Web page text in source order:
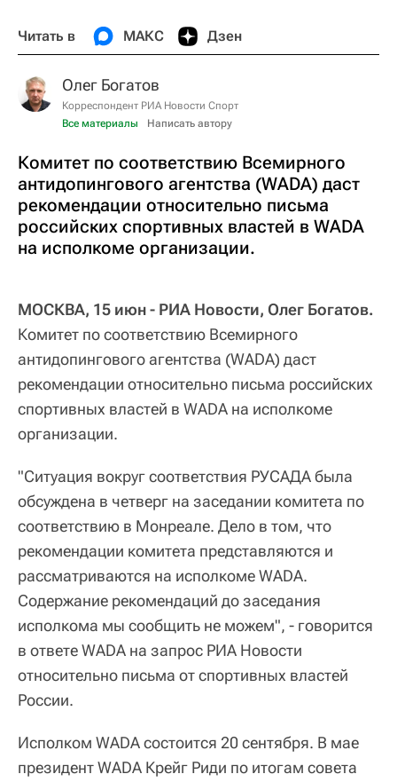
Читать в МАКС Дзен
Олег Богатов
Корреспондент РИА Новости Спорт
Все материалы
Написать автору
Комитет по соответствию Всемирного
антидопингового агентства (WADA) даст
рекомендации относительно письма
российских спортивных властей в WADA
на исполкоме организации.
МОСКВА, 15 июн - РИА Новости, Олег Богатов.
Комитет по соответствию Всемирного
антидопингового агентства (WADA) даст
рекомендации относительно письма российских
спортивных властей в WADA на исполкоме
организации.
"Ситуация вокруг соответствия РУСАДА была
обсуждена в четверг на заседании комитета по
соответствию в Монреале. Дело в том, что
рекомендации комитета представляются и
рассматриваются на исполкоме WADA.
Содержание рекомендаций до заседания
исполкома мы сообщить не можем", - говорится
в ответе WADA на запрос РИА Новости
относительно письма от спортивных властей
России.
Исполком WADA состоится 20 сентября. В мае
президент WADA Крейг Риди по итогам совета